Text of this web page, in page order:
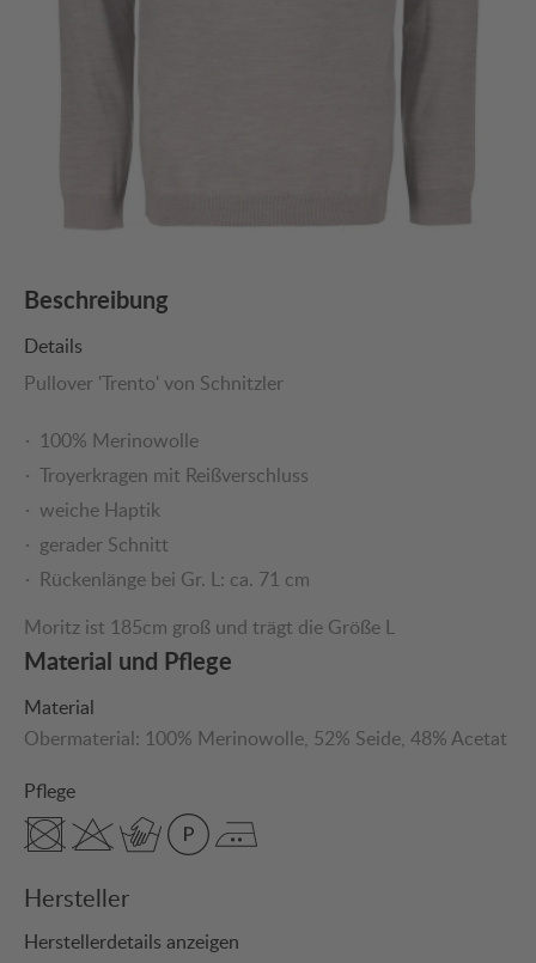
Beschreibung
Details
Pullover 'Trento' von Schnitzler
100% Merinowolle
Troyerkragen mit Reißverschluss
weiche Haptik
gerader Schnitt
Rückenlänge bei Gr. L: ca. 71 cm
Moritz ist 185cm groß und trägt die Größe L
Material und Pflege
Material
Obermaterial: 100% Merinowolle, 52% Seide, 48% Acetat
Pflege
Hersteller
Herstellerdetails anzeigen